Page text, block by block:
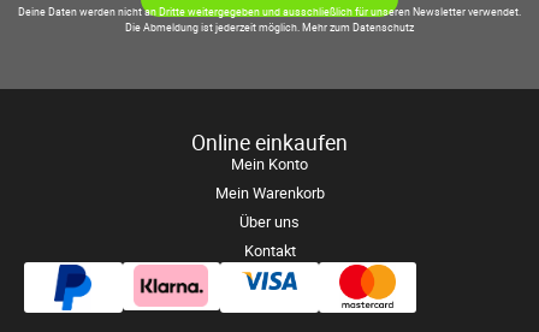
Deine Daten werden nicht an Dritte weitergegeben und ausschließlich für unseren Newsletter verwendet.
Die Abmeldung ist jederzeit möglich.Mehr zum Datenschutz
Online einkaufen
Mein Konto
Mein Warenkorb
Über uns
Kontakt